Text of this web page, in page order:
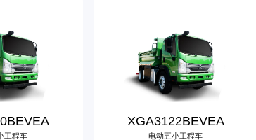
工程车
XGA3122BEVEA
电动五小工程车